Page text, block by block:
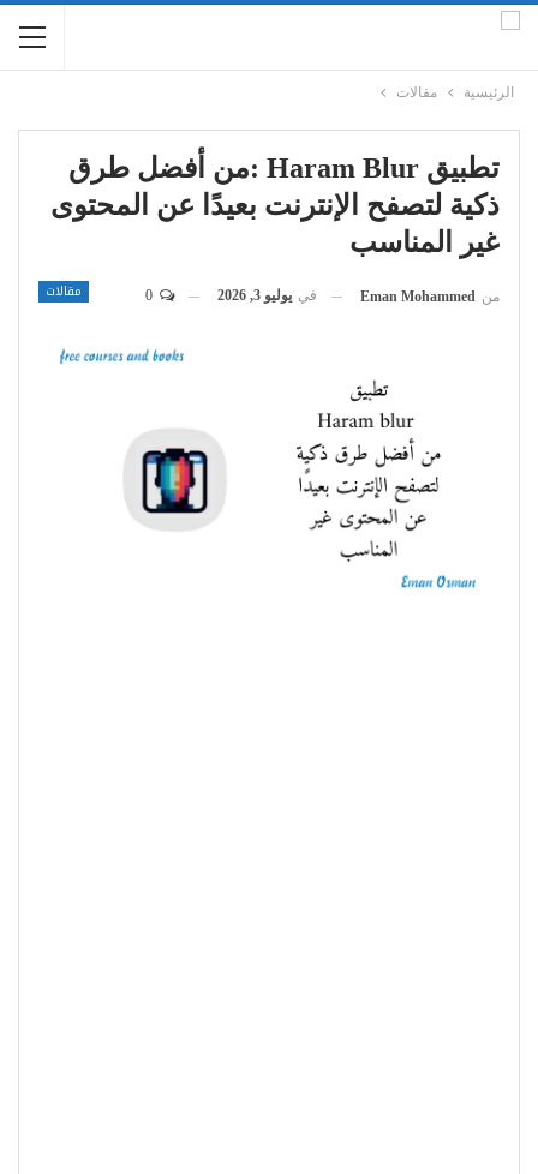
الرئيسية مقالات
تطبيق Haram Blur :من أفضل طرق
ذكية لتصفح الإنترنت بعيدًا عن المحتوى
غير المناسب
مقالات من Eman Mohammed في يوليو 3, 2026